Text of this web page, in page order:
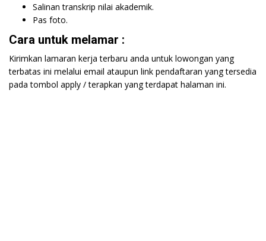
Salinan transkrip nilai akademik.
Pas foto.
Cara untuk melamar :
Kirimkan lamaran kerja terbaru anda untuk lowongan yang
terbatas ini melalui email ataupun link pendaftaran yang tersedia
pada tombol apply / terapkan yang terdapat halaman ini.